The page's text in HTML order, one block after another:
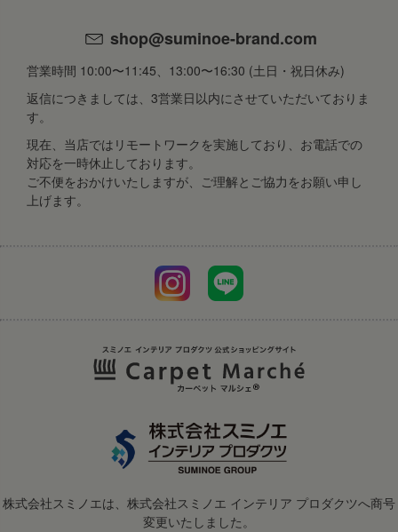
shop@suminoe-brand.com
営業時間 10:00〜11:45、13:00〜16:30 (土日・祝日休み)
返信につきましては、3営業日以内にさせていただいておりま
す。
現在、当店ではリモートワークを実施しており、お電話での
対応を一時休止しております。
ご不便をおかけいたしますが、ご理解とご協力をお願い申し
上げます。
株式会社スミノエは、株式会社スミノエ インテリア プロダクツへ商号
変更いたしました。